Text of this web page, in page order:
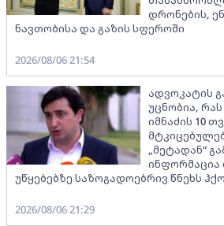
დრონების,
ნავთობისა და გაზის სფეროში
2026/08/06 21:54
ადვოკატის
უცნობია,
იმნაძის 10
„მეტადან“
ინფორმაცია
უწყებებზე საზოგადოებრივ წნეხს
2026/08/06 21:29